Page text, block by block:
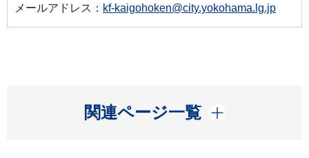
メールアドレス： kf-kaigohoken@city.yokohama.lg.jp
関連ページ一覧
開く